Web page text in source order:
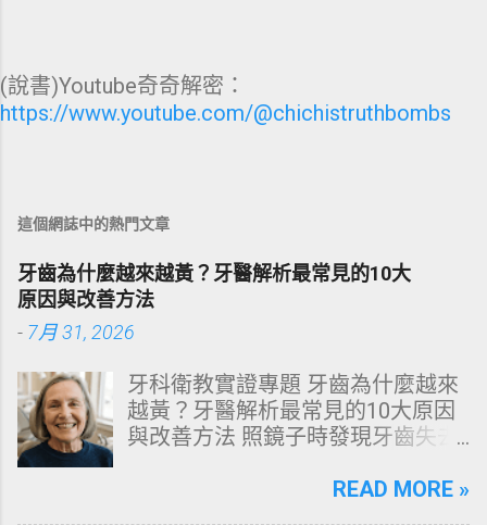
(說書)Youtube奇奇解密：
https://www.youtube.com/@chichistruthbombs
這個網誌中的熱門文章
牙齒為什麼越來越黃？牙醫解析最常見的10大
原因與改善方法
- 7月 31, 2026
牙科衛教實證專題 牙齒為什麼越來
越黃？牙醫解析最常見的10大原因
與改善方法 照鏡子時發現牙齒失去
文由專業牙科思維出發，深度剖析
READ MORE »